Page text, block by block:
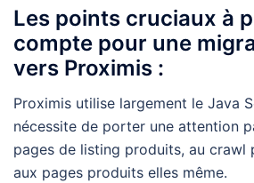
Les points cruciaux à
compte pour une
vers Proximis :
Proximis utilise largement le Java
nécessite de porter une attention
pages de listing produits, au crawl
aux pages produits elles même.